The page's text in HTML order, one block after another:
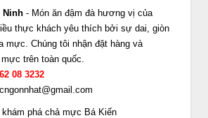
Ninh - Món ăn đậm đà hương vị của
thực khách yêu thích bởi sự dai, giòn
mực. Chúng tôi nhận đặt hàng và
trên toàn quốc.
08 3232
khám phá chả mực Bá Kiến